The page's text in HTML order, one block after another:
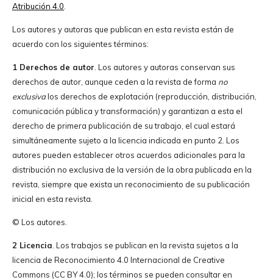
Atribución 4.0
Los autores y autoras que publican en esta revista están de
acuerdo con los siguientes términos:
1 Derechos de autor . Los autores y autoras conservan sus
derechos de autor, aunque ceden a la revista de forma no
exclusivalos derechos de explotación (reproducción, distribución,
comunicación pública y transformación) y garantizan a esta el
derecho de primera publicación de su trabajo, el cual estará
simultáneamente sujeto a la licencia indicada en punto 2. Los
autores pueden establecer otros acuerdos adicionales para la
distribución no exclusiva de la versión de la obra publicada en la
revista, siempre que exista un reconocimiento de su publicación
inicial en esta revista.
© Los autores.
2 Licencia . Los trabajos se publican en la revista sujetos a la
licencia de Reconocimiento 4.0 Internacional de Creative
Commons (CC BY 4.0); los términos se pueden consultar en